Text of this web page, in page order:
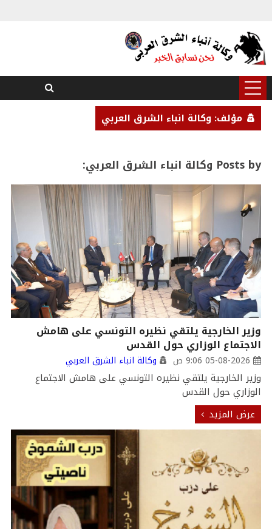
مؤلف: وكالة انباء الشرق العربي
Posts by وكالة انباء الشرق العربي:
وزير الخارجية يلتقي نظيره التونسي على هامش
الاجتماع الوزاري حول القدس
05-08-2026 9:06 ص وكالة انباء الشرق العربي
وزير الخارجية يلتقي نظيره التونسي على هامش الاجتماع
الوزاري حول القدس
عرض المزيد